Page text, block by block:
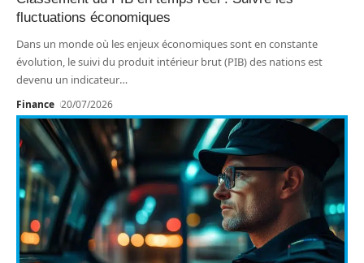
fluctuations économiques
Dans un monde où les enjeux économiques sont en constante
évolution, le suivi du produit intérieur brut (PIB) des nations est
devenu un indicateur…
Finance 20/07/2026